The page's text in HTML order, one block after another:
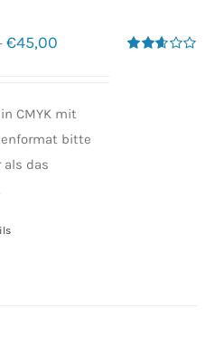
€45,00
CMYK mit
bitte
das